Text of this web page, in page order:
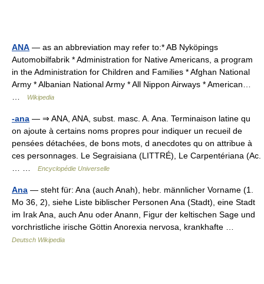
ANA — as an abbreviation may refer to:* AB Nyköpings
Automobilfabrik * Administration for Native Americans, a program
in the Administration for Children and Families * Afghan National
Army * Albanian National Army * All Nippon Airways * American…
Wikipedia
-ana — ⇒ ANA, ANA, subst. masc. A. Ana. Terminaison latine qu
on ajoute à certains noms propres pour indiquer un recueil de
pensées détachées, de bons mots, d anecdotes qu on attribue à
ces personnages. Le Segraisiana (LITTRÉ), Le Carpentériana (Ac.
Encyclopédie Universelle
Ana — steht für: Ana (auch Anah), hebr. männlicher Vorname (1.
Mo 36, 2), siehe Liste biblischer Personen Ana (Stadt), eine Stadt
im Irak Ana, auch Anu oder Anann, Figur der keltischen Sage und
vorchristliche irische Göttin Anorexia nervosa, krankhafte …
Deutsch Wikipedia